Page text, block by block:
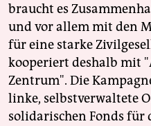
braucht es
und vor allem mit den
für eine starke
kooperiert deshalb mit
Zentrum". Die
linke, selbstverwaltete
solidarischen Fonds für